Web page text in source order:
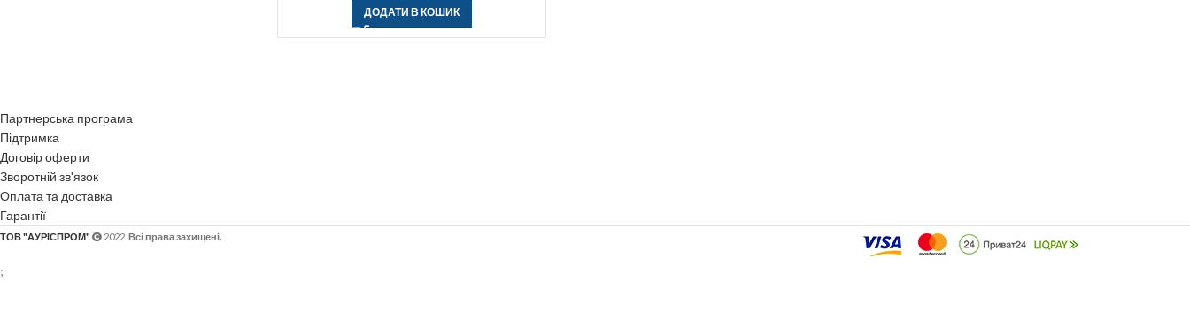
ДОДАТИ В КОШИК
Партнерська програма
Підтримка
Договір оферти
Зворотній зв'язок
Оплата та доставка
Гарантії
ТОВ "АУРІСПРОМ" 2022. Всі права захищені.
;